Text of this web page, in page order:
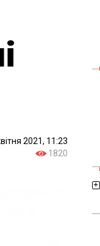
2021, 11:23
1820